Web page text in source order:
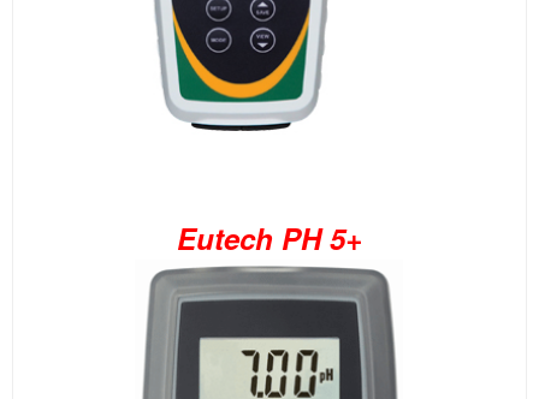
Eutech PH 5+